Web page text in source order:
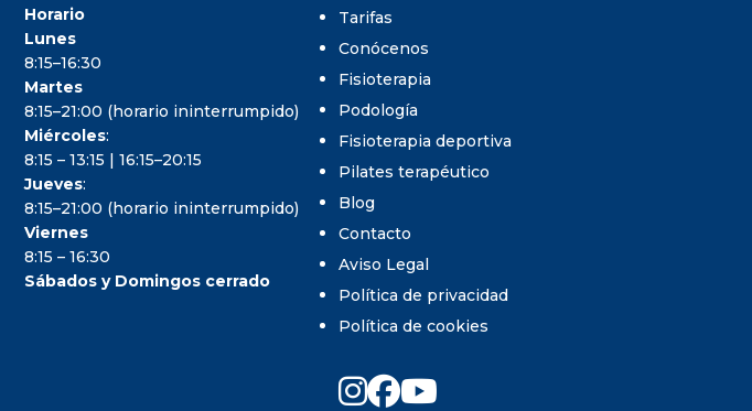
Horario
Lunes
8:15–16:30
Martes
8:15–21:00 (horario ininterrumpido)
Miércoles:
8:15 – 13:15 | 16:15–20:15
Jueves:
8:15–21:00 (horario ininterrumpido)
Viernes
8:15 – 16:30
Sábados y Domingos cerrado
Tarifas
Conócenos
Fisioterapia
Podología
Fisioterapia deportiva
Pilates terapéutico
Blog
Contacto
Aviso Legal
Política de privacidad
Política de cookies